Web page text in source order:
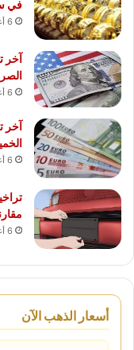
في
6 أغسطس، 2026
آخر
6 أغسطس، 2026
آخر
الخميس 6
6 أغسطس، 2026
6 أغسطس، 2026
أسعار الذهب الآن